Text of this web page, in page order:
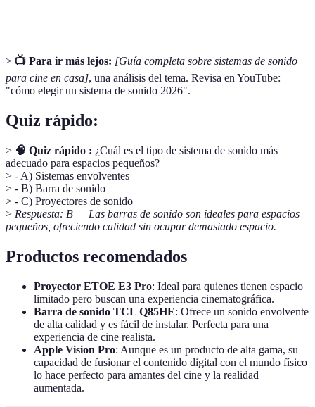
> 📺 Para ir más lejos: [Guía completa sobre sistemas de sonido
para cine en casa], una análisis del tema. Revisa en YouTube:
"cómo elegir un sistema de sonido 2026".
Quiz rápido:
> 🧠 Quiz rápido : ¿Cuál es el tipo de sistema de sonido más
adecuado para espacios pequeños?
> - A) Sistemas envolventes
> - B) Barra de sonido
> - C) Proyectores de sonido
> Respuesta: B — Las barras de sonido son ideales para espacios
pequeños, ofreciendo calidad sin ocupar demasiado espacio.
Productos recomendados
Proyector ETOE E3 Pro: Ideal para quienes tienen espacio
limitado pero buscan una experiencia cinematográfica.
Barra de sonido TCL Q85HE: Ofrece un sonido envolvente
de alta calidad y es fácil de instalar. Perfecta para una
experiencia de cine realista.
Apple Vision Pro: Aunque es un producto de alta gama, su
capacidad de fusionar el contenido digital con el mundo físico
lo hace perfecto para amantes del cine y la realidad
aumentada.